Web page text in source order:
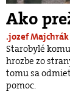
Ako
.jozef Majchrák
Starobylé
hrozbe zo
tomu sa
pomoc.